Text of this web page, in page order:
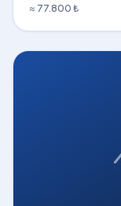
≈ 77.800 ₺